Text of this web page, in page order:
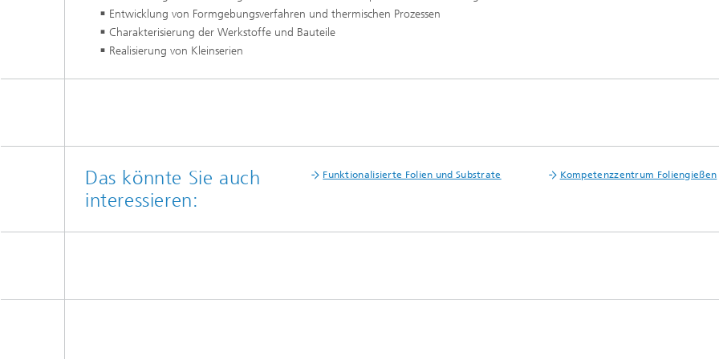
Entwicklung von Formgebungsverfahren und thermischen Prozessen
Charakterisierung der Werkstoffe und Bauteile
Realisierung von Kleinserien
Das könnte Sie auch
interessieren:
Funktionalisierte Folien und Substrate Kompetenzzentrum Foliengießen